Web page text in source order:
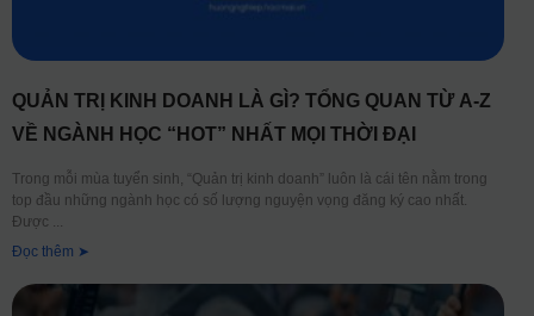
QUẢN TRỊ KINH DOANH LÀ GÌ? TỔNG QUAN TỪ A-Z
VỀ NGÀNH HỌC “HOT” NHẤT MỌI THỜI ĐẠI
Trong mỗi mùa tuyển sinh, “Quản trị kinh doanh” luôn là cái tên nằm trong
top đầu những ngành học có số lượng nguyện vọng đăng ký cao nhất.
Được
Đọc thêm ➤